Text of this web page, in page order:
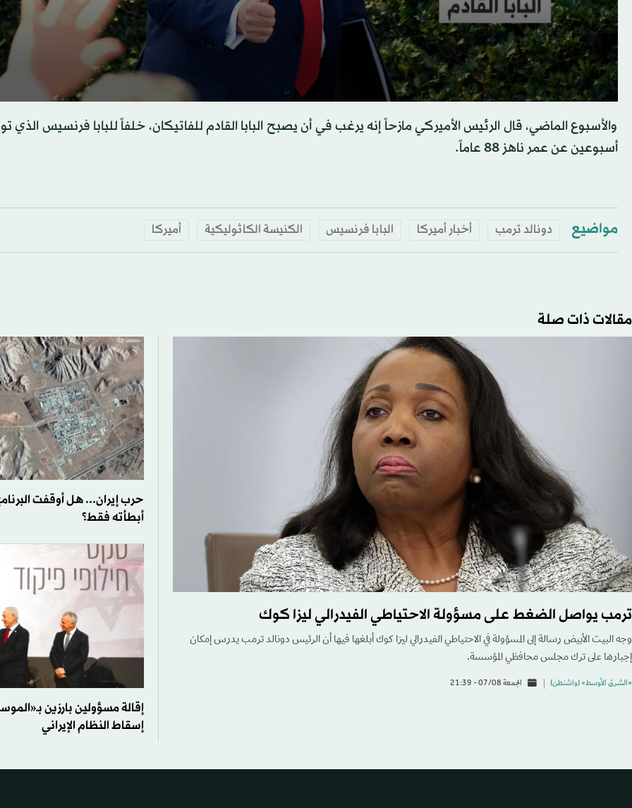
والأسبوع الماضي، قال الرئيس الأميركي مازحاً إنه يرغب في أن يصبح البابا القادم للفاتيكان، خلفاً للبابا فرنسيس الذي
أسبوعين عن عمر ناهز 88 عاماً.
مواضيع دونالد ترمب أخبار أميركا البابا فرنسيس الكنيسة الكاثوليكية أميركا
مقالات ذات صلة
ترمب يواصل الضغط على مسؤولة الاحتياطي الفيدرالي ليزا كوك
وجه البيت الأبيض رسالة إلى المسؤولة في الاحتياطي الفيدرالي ليزا كوك أبلغها فيها أن الرئيس دونالد ترمب يدرس إمكان
إجبارها على ترك مجلس محافظي المؤسسة.
«الشرق الأوسط» (واشنطن) الجمعة 07/08 - 21:39
حرب إيران... هل أوقفت
أبطأته فقط؟
إقالة مسؤولين بارزين
إسقاط النظام الإيراني